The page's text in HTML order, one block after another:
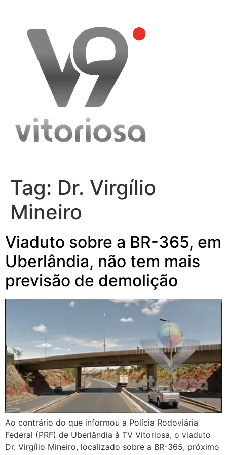
content
Tag: Dr. Virgílio
Mineiro
Viaduto sobre a BR-365, em
Uberlândia, não tem mais
previsão de demolição
Ao contrário do que informou a Polícia Rodoviária
Federal (PRF) de Uberlândia à TV Vitoriosa, o viaduto
Dr. Virgílio Mineiro, localizado sobre a BR-365, próximo